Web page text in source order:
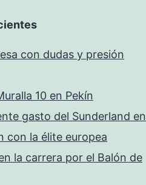
con dudas y presión
10 en Pekín
gasto del Sunderland en
con la élite europea
la carrera por el Balón de